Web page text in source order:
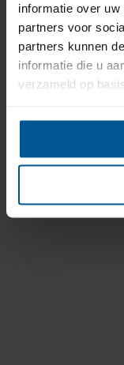
informatie over
partners voor
partners kunnen
informatie die u
verzameld op